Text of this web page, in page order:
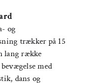
og
trækker på 15
lang række
med
dans og